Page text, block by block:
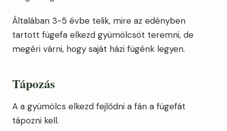
Általában 3-5 évbe telik, mire az edényben
tartott fügefa elkezd gyümölcsöt teremni, de
megéri várni, hogy saját házi fügénk legyen.
Tápozás
A a gyümölcs elkezd fejlődni a fán a fügefát
tápozni kell.